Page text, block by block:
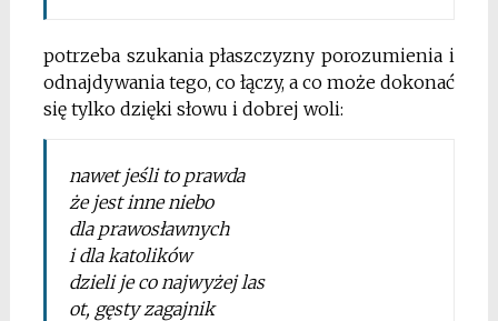
potrzeba szukania płaszczyzny porozumienia i
odnajdywania tego, co łączy, a co może dokonać
się tylko dzięki słowu i dobrej woli:
nawet jeśli to prawda
że jest inne niebo
dla prawosławnych
i dla katolików
dzieli je co najwyżej las
ot, gęsty zagajnik